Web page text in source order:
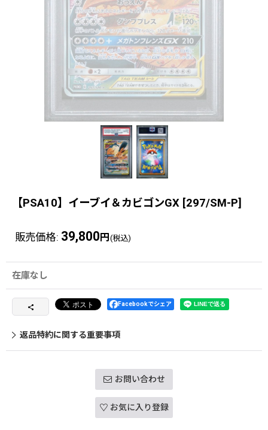
【PSA10】イーブイ＆カビゴンGX [297/SM-P]
販売価格: 39,800 円 (税込)
在庫なし
Facebookでシェア
返品特約に関する重要事項
お問い合わせ
お気に入り登録